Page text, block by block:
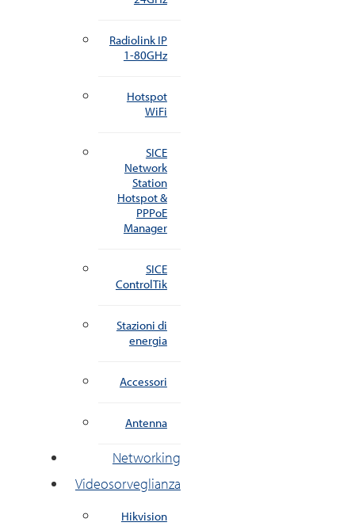
Radiolink IP
1-80GHz
Hotspot
WiFi
SICE
Network
Station
Hotspot &
PPPoE
Manager
SICE
ControlTik
Stazioni di
energia
Accessori
Antenna
Networking
Videosorveglianza
Hikvision